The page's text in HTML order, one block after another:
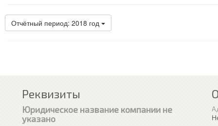
Отчётный период: 2018 год
Реквизиты
Юридическое название компании не
указано